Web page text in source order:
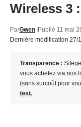
Wireless 3
Dernière modification 27/
ParGwen Publié 11 mai
Transparence :
vous achetez via nos
(sans surcoût pour
test.